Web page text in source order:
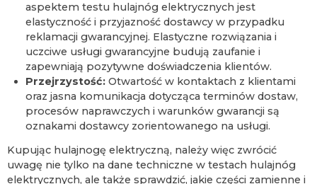
aspektem testu hulajnóg elektrycznych jest
elastyczność i przyjazność dostawcy w przypadku
reklamacji gwarancyjnej. Elastyczne rozwiązania i
uczciwe usługi gwarancyjne budują zaufanie i
zapewniają pozytywne doświadczenia klientów.
Przejrzystość:Otwartość w kontaktach z klientami
oraz jasna komunikacja dotycząca terminów dostaw,
procesów naprawczych i warunków gwarancji są
oznakami dostawcy zorientowanego na usługi.
Kupując hulajnogę elektryczną, należy więc zwrócić
uwagę nie tylko na dane techniczne w testach hulajnóg
elektrycznych, ale także sprawdzić, jakie części zamienne i